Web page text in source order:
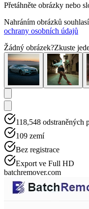
Přetáhněte obrázky nebo
Nahráním obrázků
ochrany osobních údajů
Žádný obrázek?Zkuste
118,548 odstraněných
109 zemí
Bez registrace
Export ve Full HD
batchremover.com